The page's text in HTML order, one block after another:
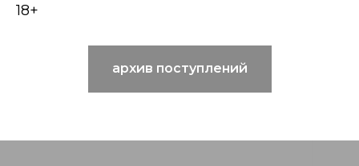
18+
архив поступлений